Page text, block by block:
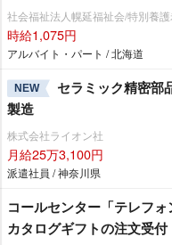
社会福祉法人幌延福祉会/特別養
時給1,075円
アルバイト・パート / 北海道
NEW
セラミック精密部
製造
株式会社ライオン社
月給25万3,100円
派遣社員 / 神奈川県
コールセンター「テレフ
カタログギフトの注文受付